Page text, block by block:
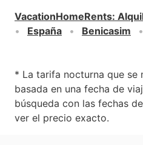
VacationHomeRents:
España
Benicasim
* La tarifa nocturna que se
basada en una fecha de
búsqueda con las fechas
ver el precio exacto.